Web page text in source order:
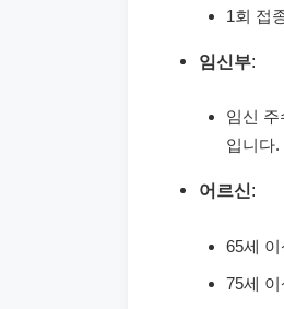
1회 접
임신부:
임신 주
입니다.
어르신:
65세
75세